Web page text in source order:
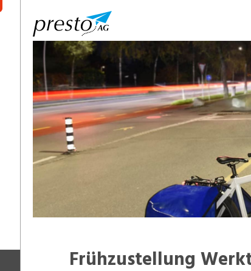
Verkauf, Handel, Kundenberatung,
Aussendienst
Frühzustellung